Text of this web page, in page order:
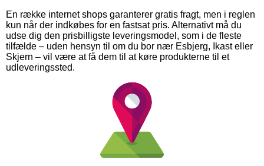
En række internet shops garanterer gratis fragt, men i reglen
kun når der indkøbes for en fastsat pris. Alternativt må du
udse dig den prisbilligste leveringsmodel, som i de fleste
tilfælde – uden hensyn til om du bor nær Esbjerg, Ikast eller
Skjern – vil være at få dem til at køre produkterne til et
udleveringssted.